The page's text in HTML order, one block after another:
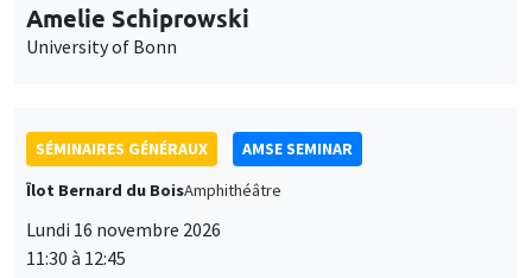
Amelie Schiprowski
University of Bonn
SÉMINAIRES GÉNÉRAUX
AMSE SEMINAR
Îlot Bernard du BoisAmphithéâtre
Lundi 16 novembre 2026
11:30 à 12:45